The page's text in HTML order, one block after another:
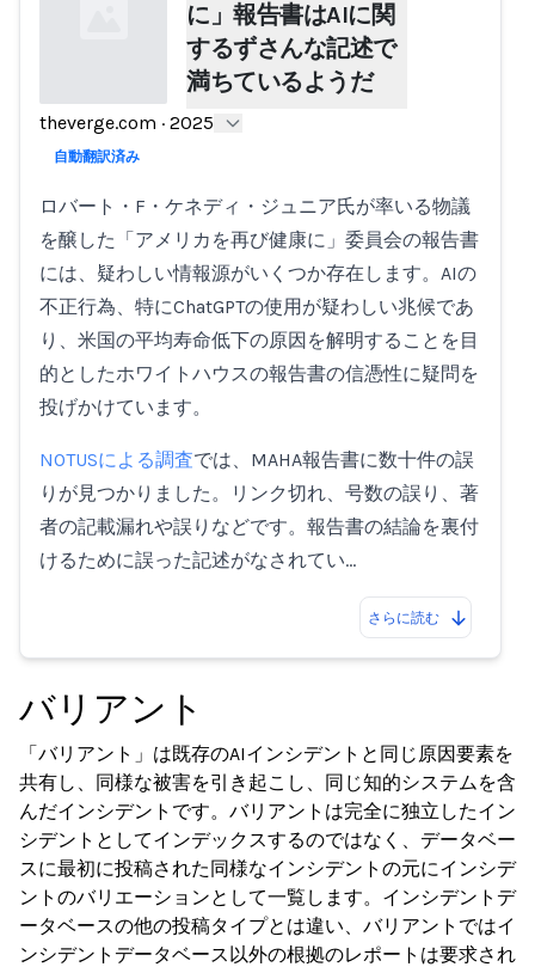
Loading...
に」報告書はAIに関
するずさんな記述で
満ちているようだ
theverge.com · 2025
自動翻訳済み
ロバート・F・ケネディ・ジュニア氏が率いる物議
を醸した「アメリカを再び健康に」委員会の報告書
には、疑わしい情報源がいくつか存在します。AIの
不正行為、特にChatGPTの使用が疑わしい兆候であ
り、米国の平均寿命低下の原因を解明することを目
的としたホワイトハウスの報告書の信憑性に疑問を
投げかけています。
NOTUSによる調査では、MAHA報告書に数十件の誤
りが見つかりました。リンク切れ、号数の誤り、著
者の記載漏れや誤りなどです。報告書の結論を裏付
けるために誤った記述がなされてい…
さらに読む
バリアント
「バリアント」は既存のAIインシデントと同じ原因要素を
共有し、同様な被害を引き起こし、同じ知的システムを含
んだインシデントです。バリアントは完全に独立したイン
シデントとしてインデックスするのではなく、データベー
スに最初に投稿された同様なインシデントの元にインシデ
ントのバリエーションとして一覧します。インシデントデ
ータベースの他の投稿タイプとは違い、バリアントではイ
ンシデントデータベース以外の根拠のレポートは要求され